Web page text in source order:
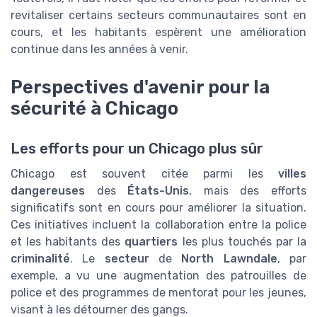
revitaliser certains secteurs communautaires sont en
cours, et les habitants espèrent une amélioration
continue dans les années à venir.
Perspectives d'avenir pour la
sécurité à Chicago
Les efforts pour un Chicago plus sûr
Chicago est souvent citée parmi les villes
dangereuses des États-Unis, mais des efforts
significatifs sont en cours pour améliorer la situation.
Ces initiatives incluent la collaboration entre la police
et les habitants des quartiers les plus touchés par la
criminalité. Le secteurde North Lawndale, par
exemple, a vu une augmentation des patrouilles de
police et des programmes de mentorat pour les jeunes,
visant à les détourner des gangs.